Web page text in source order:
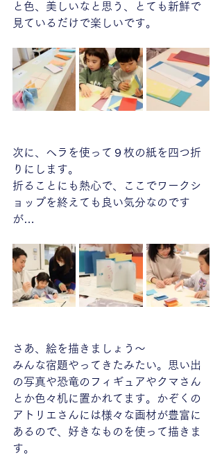
と色、美しいなと思う、とても新鮮で
見ているだけで楽しいです。
次に、ヘラを使って９枚の紙を四つ折
りにします。
折ることにも熱心で、ここでワークシ
ョップを終えても良い気分なのです
が…
さあ、絵を描きましょう〜
みんな宿題やってきたみたい。思い出
の写真や恐竜のフィギュアやクマさん
とか色々机に置かれてます。かぞくの
アトリエさんには様々な画材が豊富に
あるので、好きなものを使って描きま
す。